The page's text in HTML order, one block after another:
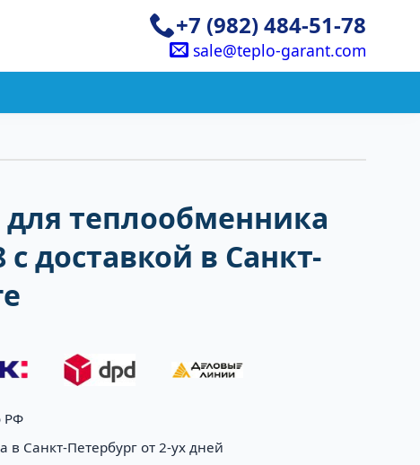
+7 (982) 484-51-78
sale@teplo-garant.com
теплообменника
с доставкой в Санкт-
РФ
в Санкт-Петербург от 2-ух дней